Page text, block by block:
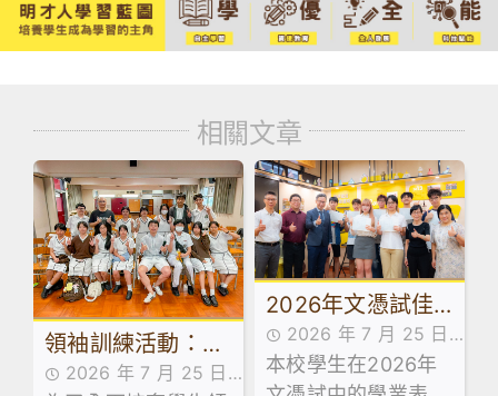
相關文章
領袖訓練活動：訓
導組舉辦學生領袖
2026 年 7 月 25 日
2026年文憑試佳
績：逆風飛翔，展
翅成長！
2026 年 7 月 25 日
最新消息
本校學生在2026年